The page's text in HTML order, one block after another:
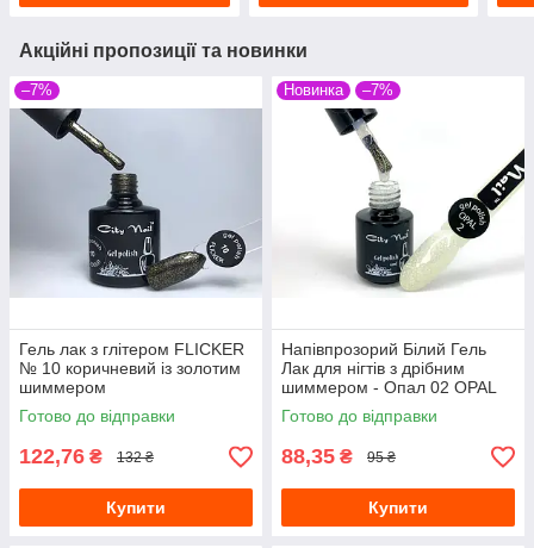
Акційні пропозиції та новинки
–7%
Гель лак з глітером FLICKER
№ 10 коричневий із золотим
шиммером
Готово до відправки
122,76 ₴ 132 ₴
Купити
Новинка –7%
Напівпрозорий Білий Гель
Лак для нігтів з дрібним
шиммером - Опал 02 OPAL
City Nail 6мл
Готово до відправки
88,35 ₴ 95 ₴
Купити